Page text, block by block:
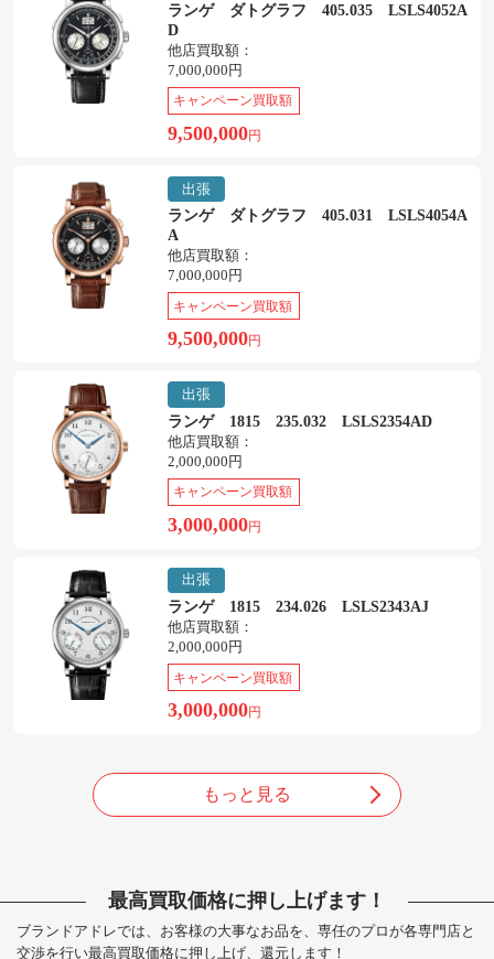
ランゲ ダトグラフ 405.035 LSLS4052A
D
他店買取額：
7,000,000円
キャンペーン買取額
9,500,000円
出張
ランゲ ダトグラフ 405.031 LSLS4054A
A
他店買取額：
7,000,000円
キャンペーン買取額
9,500,000円
出張
ランゲ 1815 235.032 LSLS2354AD
他店買取額：
2,000,000円
キャンペーン買取額
3,000,000円
出張
ランゲ 1815 234.026 LSLS2343AJ
他店買取額：
2,000,000円
キャンペーン買取額
3,000,000円
もっと見る
最高買取価格に押し上げます！
ブランドアドレでは、お客様の大事なお品を、専任のプロが各専門店と
交渉を行い最高買取価格に押し上げ、還元します！